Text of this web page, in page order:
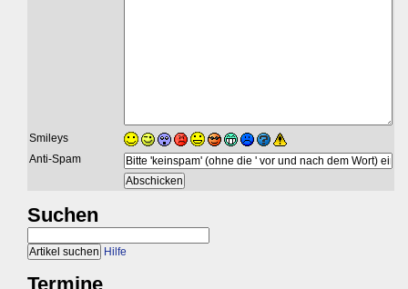
Smileys
Anti-Spam
Suchen
Hilfe
Termine